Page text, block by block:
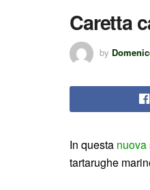
Caretta
by
In questa
tartarughe